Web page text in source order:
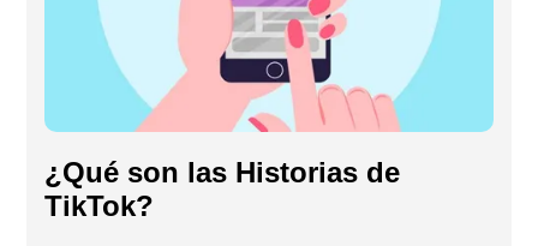
¿Qué son las Historias de
TikTok?